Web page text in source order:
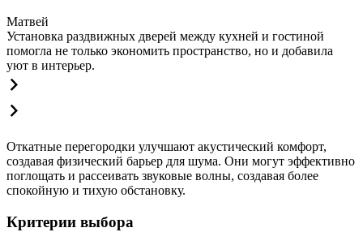
Матвей
Установка раздвижных дверей между кухней и гостиной
помогла не только экономить пространство, но и добавила
уют в интерьер.
Откатные перегородки улучшают акустический комфорт,
создавая физический барьер для шума. Они могут эффективно
поглощать и рассеивать звуковые волны, создавая более
спокойную и тихую обстановку.
Критерии выбора